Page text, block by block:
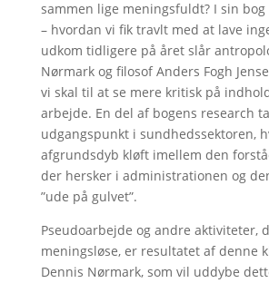
sammen lige meningsfuldt? I sin bog
– hvordan vi fik travlt med at lave
udkom tidligere på året slår
Nørmark og filosof Anders Fogh
vi skal til at se mere kritisk på
arbejde. En del af bogens research
udgangspunkt i sundhedssektoren,
afgrundsdyb kløft imellem den
der hersker i administrationen og
”ude på gulvet”.
Pseudoarbejde og andre aktiviteter,
meningsløse, er resultatet af denne
Dennis Nørmark, som vil uddybe